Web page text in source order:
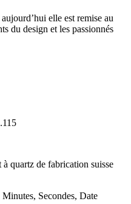
elle est remise au
du design et les passionnés
quartz de fabrication suisse
Secondes, Date